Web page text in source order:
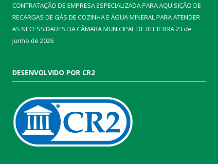
CONTRATAÇÃO DE EMPRESA ESPECIALIZADA PARA AQUISIÇÃO DE
RECARGAS DE GÁS DE COZINHA E ÁGUA MINERAL PARA ATENDER
AS NECESSIDADES DA CÂMARA MUNICIPAL DE BELTERRA23 de
junho de 2026
DESENVOLVIDO POR CR2